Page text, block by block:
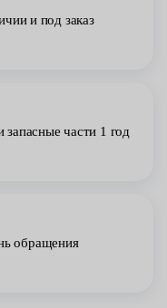
и под заказ
части 1 год
обращения